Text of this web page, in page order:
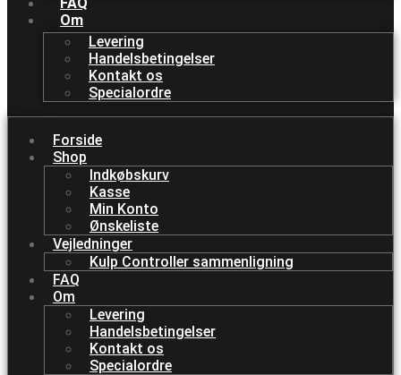
Om
Levering
Handelsbetingelser
Kontakt os
Specialordre
Forside
Shop
Indkøbskurv
Kasse
Min Konto
Ønskeliste
Vejledninger
Kulp Controller sammenligning
FAQ
Om
Levering
Handelsbetingelser
Kontakt os
Specialordre